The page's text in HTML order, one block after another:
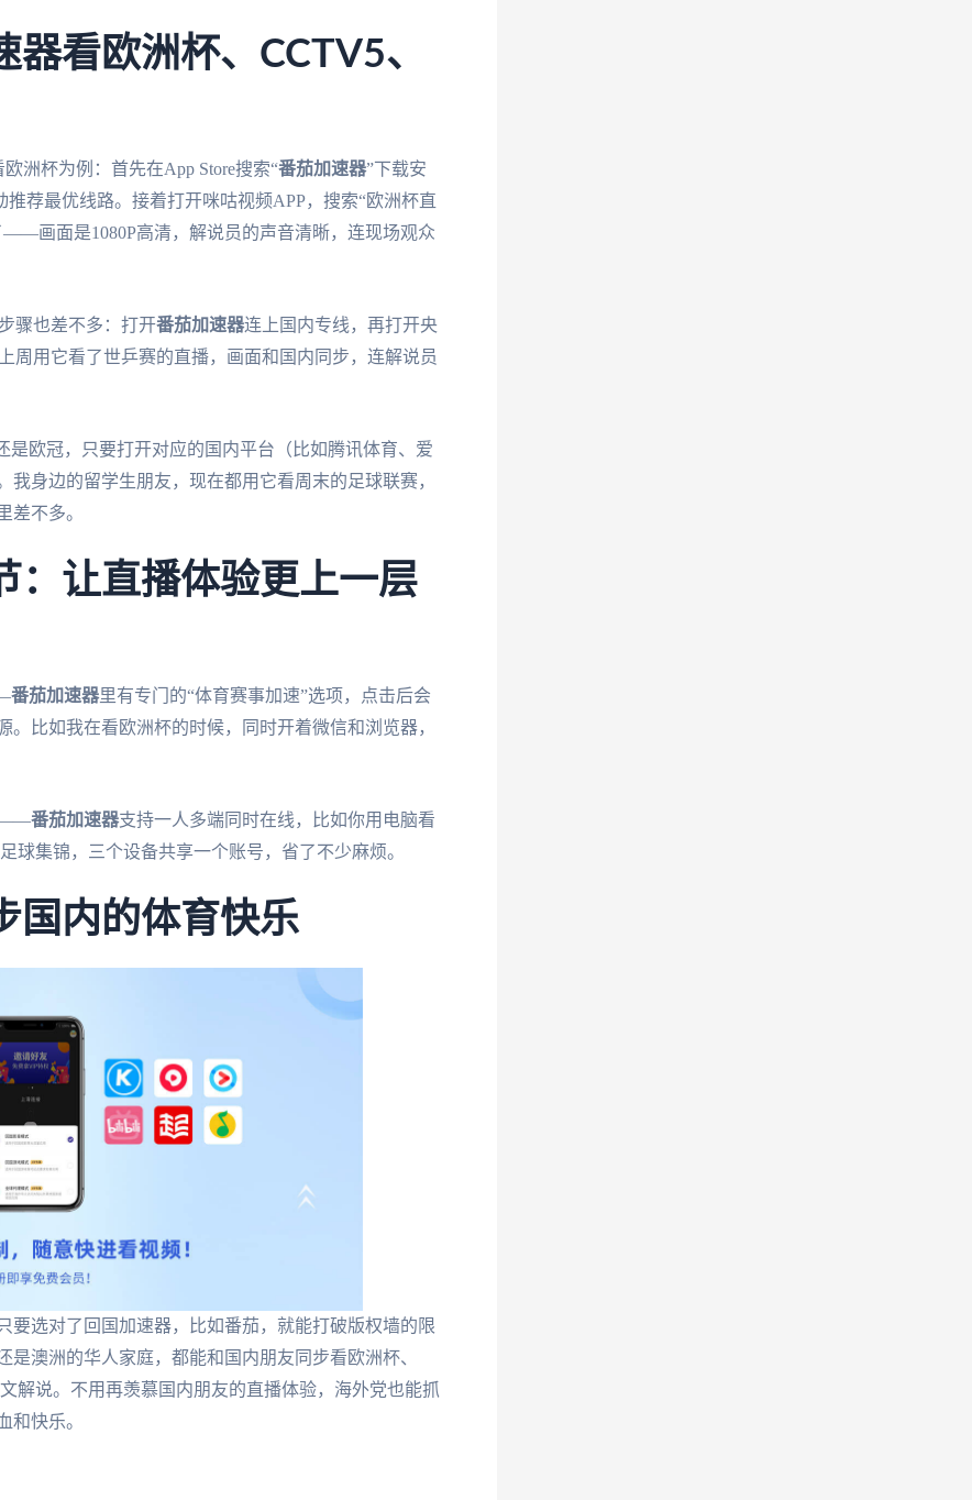
看欧洲杯、CCTV5、
洲杯为例：首先在App Store搜索“番茄加速器”下载安
荐最优线路。接着打开咪咕视频APP，搜索“欧洲杯直
画面是1080P高清，解说员的声音清晰，连现场观众
骤也差不多：打开番茄加速器连上国内专线，再打开央
周用它看了世乒赛的直播，画面和国内同步，连解说员
是欧冠，只要打开对应的国内平台（比如腾讯体育、爱
我身边的留学生朋友，现在都用它看周末的足球联赛，
差不多。
：让直播体验更上一层
番茄加速器里有专门的“体育赛事加速”选项，点击后会
比如我在看欧洲杯的时候，同时开着微信和浏览器，
——番茄加速器支持一人多端同时在线，比如你用电脑看
球集锦，三个设备共享一个账号，省了不少麻烦。
国内的体育快乐
要选对了回国加速器，比如番茄，就能打破版权墙的限
澳洲的华人家庭，都能和国内朋友同步看欧洲杯、
解说。不用再羡慕国内朋友的直播体验，海外党也能抓
和快乐。